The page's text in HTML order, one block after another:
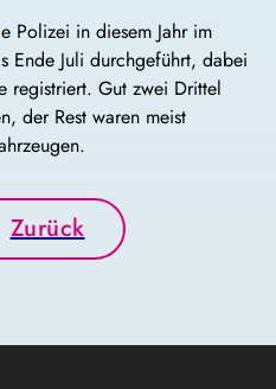
Polizei in diesem Jahr im
Ende Juli durchgeführt, dabei
registriert. Gut zwei Drittel
der Rest waren meist
Zurück